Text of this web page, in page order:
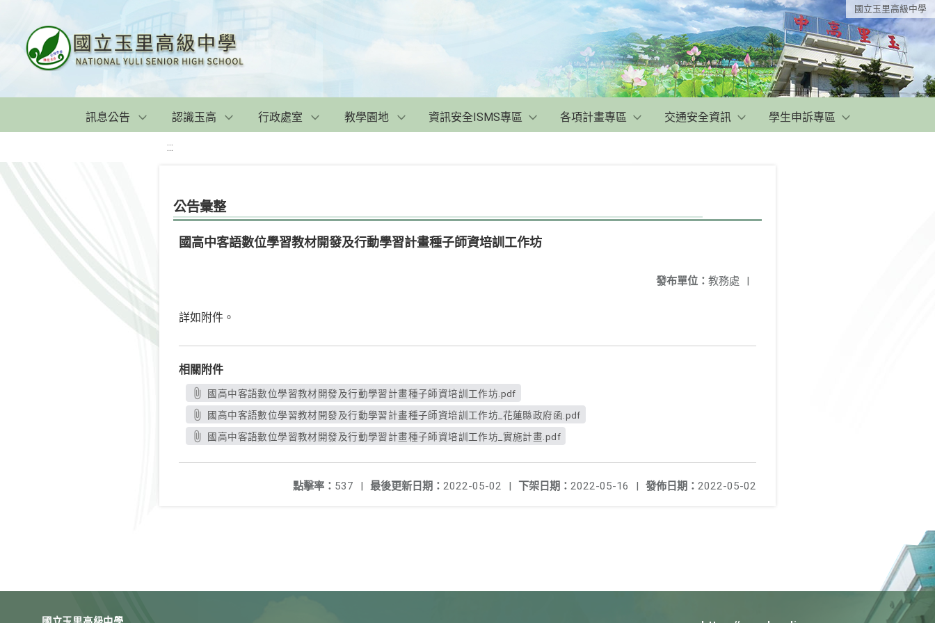
國立玉里高級中學
訊息公告 認識玉高 行政處室 教學園地 資訊安全ISMS專區 各項計畫專區 交通安全資訊 學生申訴專區
:::
公告彙整
國高中客語數位學習教材開發及行動學習計畫種子師資培訓工作坊
發布單位： 教務處 |
詳如附件。
相關附件
國高中客語數位學習教材開發及行動學習計畫種子師資培訓工作坊.pdf
國高中客語數位學習教材開發及行動學習計畫種子師資培訓工作坊_花蓮縣政府函.pdf
國高中客語數位學習教材開發及行動學習計畫種子師資培訓工作坊_實施計畫.pdf
發佈日期： 2022-05-02
下架日期： 2022-05-16 |
最後更新日期： 2022-05-02 |
點擊率： 537 |